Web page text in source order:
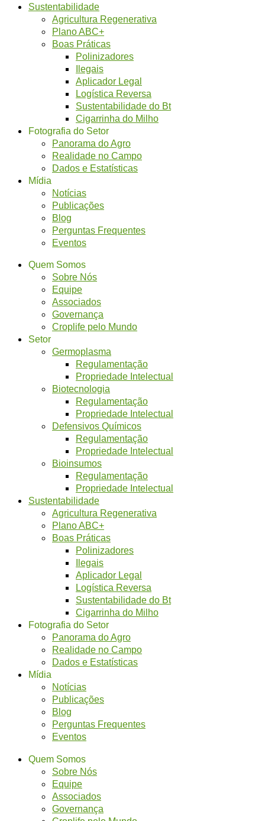
Sustentabilidade
Agricultura Regenerativa
Plano ABC+
Boas Práticas
Polinizadores
Ilegais
Aplicador Legal
Logística Reversa
Sustentabilidade do Bt
Cigarrinha do Milho
Fotografia do Setor
Panorama do Agro
Realidade no Campo
Dados e Estatísticas
Mídia
Notícias
Publicações
Blog
Perguntas Frequentes
Eventos
Quem Somos
Sobre Nós
Equipe
Associados
Governança
Croplife pelo Mundo
Setor
Germoplasma
Regulamentação
Propriedade Intelectual
Biotecnologia
Regulamentação
Propriedade Intelectual
Defensivos Químicos
Regulamentação
Propriedade Intelectual
Bioinsumos
Regulamentação
Propriedade Intelectual
Sustentabilidade
Agricultura Regenerativa
Plano ABC+
Boas Práticas
Polinizadores
Ilegais
Aplicador Legal
Logística Reversa
Sustentabilidade do Bt
Cigarrinha do Milho
Fotografia do Setor
Panorama do Agro
Realidade no Campo
Dados e Estatísticas
Mídia
Notícias
Publicações
Blog
Perguntas Frequentes
Eventos
Quem Somos
Sobre Nós
Equipe
Associados
Governança